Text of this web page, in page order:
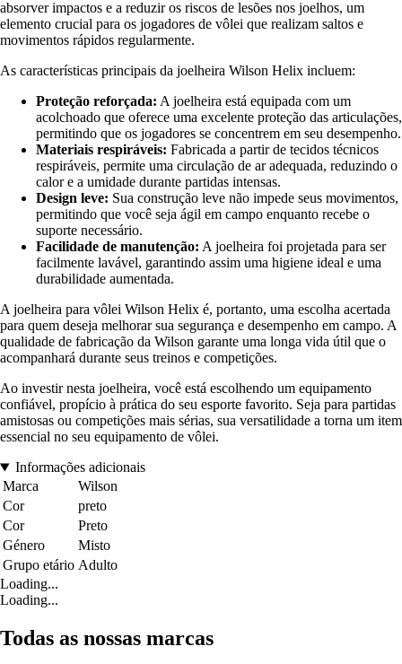
absorver impactos e a reduzir os riscos de lesões nos joelhos, um
elemento crucial para os jogadores de vôlei que realizam saltos e
movimentos rápidos regularmente.
As características principais da joelheira Wilson Helix incluem:
Proteção reforçada: A joelheira está equipada com um
acolchoado que oferece uma excelente proteção das articulações,
permitindo que os jogadores se concentrem em seu desempenho.
Materiais respiráveis: Fabricada a partir de tecidos técnicos
respiráveis, permite uma circulação de ar adequada, reduzindo o
calor e a umidade durante partidas intensas.
Design leve: Sua construção leve não impede seus movimentos,
permitindo que você seja ágil em campo enquanto recebe o
suporte necessário.
Facilidade de manutenção: A joelheira foi projetada para ser
facilmente lavável, garantindo assim uma higiene ideal e uma
durabilidade aumentada.
A joelheira para vôlei Wilson Helix é, portanto, uma escolha acertada
para quem deseja melhorar sua segurança e desempenho em campo. A
qualidade de fabricação da Wilson garante uma longa vida útil que o
acompanhará durante seus treinos e competições.
Ao investir nesta joelheira, você está escolhendo um equipamento
confiável, propício à prática do seu esporte favorito. Seja para partidas
amistosas ou competições mais sérias, sua versatilidade a torna um item
essencial no seu equipamento de vôlei.
Informações adicionais
Marca
Wilson
Cor
preto
Cor
Preto
Género
Misto
Grupo etário Adulto
Loading...
Loading...
Todas as nossas marcas